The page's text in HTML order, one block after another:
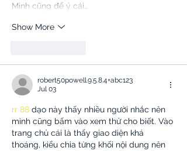
Mình cũng để ý cái…
Show More
robert50powell.9.5.8.4+abc123
Jul 03
rr 88 dạo này thấy nhiều người nhắc nên
mình cũng bấm vào xem thử cho biết. Vào
trang chủ cái là thấy giao diện khá
thoáng, kiểu chia từng khối nội dung nên